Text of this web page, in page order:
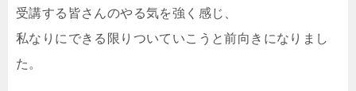
受講する皆さんのやる気を強く感じ、
私なりにできる限りついていこうと前向きになりまし
た。